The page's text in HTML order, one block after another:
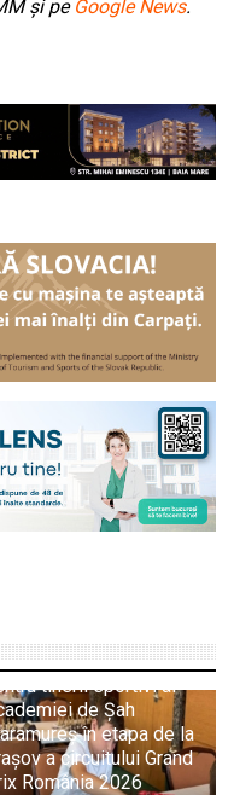
și pe Google News.
promițătoare
tinerii sportivi ai
de Șah
în etapa de la
a circuitului Grand
România 2026